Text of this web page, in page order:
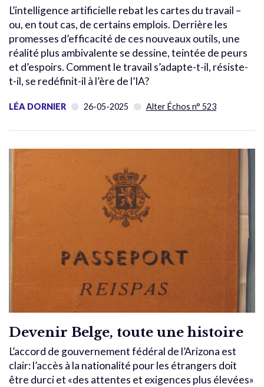
L’intelligence artificielle rebat les cartes du travail –
ou, en tout cas, de certains emplois. Derrière les
promesses d’efficacité de ces nouveaux outils, une
réalité plus ambivalente se dessine, teintée de peurs
et d’espoirs. Comment le travail s’adapte-t-il, résiste-
t-il, se redéfinit-il à l’ère de l’IA?
LÉA DORNIER 26-05-2025 Alter Échos n° 523
Devenir Belge, toute une histoire
L’accord de gouvernement fédéral de l’Arizona est
clair: l’accès à la nationalité pour les étrangers doit
être durci et «des attentes et exigences plus élevées»